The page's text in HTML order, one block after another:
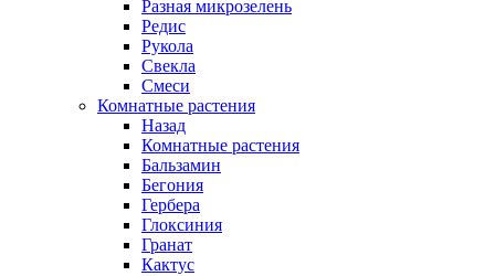
Разная микрозелень
Редис
Рукола
Свекла
Смеси
Комнатные растения
Назад
Комнатные растения
Бальзамин
Бегония
Гербера
Глоксиния
Гранат
Кактус